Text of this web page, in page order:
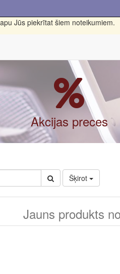
Jūs piekrītat šiem noteikumiem.
Akcijas preces
Šķirot
Jauns produkts